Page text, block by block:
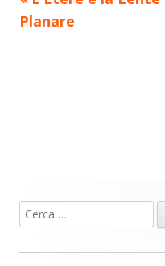
articolo:
Planare
Barra
laterale
Ricerca
per: